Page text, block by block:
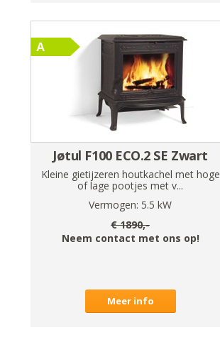
Jøtul F100 ECO.2 SE Zwart
Kleine gietijzeren houtkachel met hoge
of lage pootjes met v...
Vermogen: 5.5 kW
€1890,-
Neem contact met ons op!
Meer info